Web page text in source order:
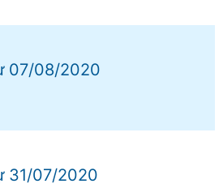
07/08/2020
31/07/2020